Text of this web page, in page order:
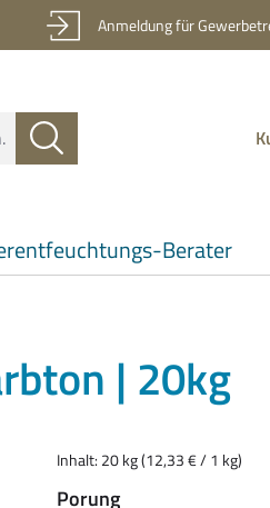
Anmeldung für
Berater
| 20kg
Inhalt: 20 kg(12,33 € / 1 kg)
Porungauswählen